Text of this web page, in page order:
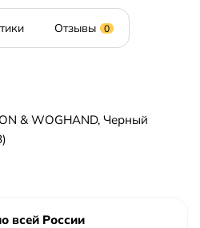
Отзывы 0
& WOGHAND, Черный
всей России